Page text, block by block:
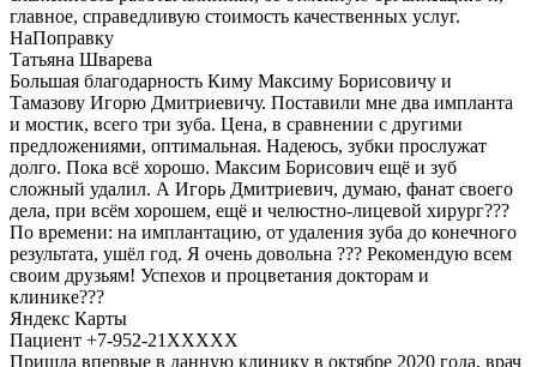
главное, справедливую стоимость качественных услуг.
НаПоправку
Татьяна Шварева
Большая благодарность Киму Максиму Борисовичу и
Тамазову Игорю Дмитриевичу. Поставили мне два импланта
и мостик, всего три зуба. Цена, в сравнении с другими
предложениями, оптимальная. Надеюсь, зубки прослужат
долго. Пока всё хорошо. Максим Борисович ещё и зуб
сложный удалил. А Игорь Дмитриевич, думаю, фанат своего
дела, при всём хорошем, ещё и челюстно-лицевой хирург???
По времени: на имплантацию, от удаления зуба до конечного
результата, ушёл год. Я очень довольна ??? Рекомендую всем
своим друзьям! Успехов и процветания докторам и
клинике???
Яндекс Карты
Пациент +7-952-21XXXXX
Пришла впервые в данную клинику в октябре 2020 года, врач